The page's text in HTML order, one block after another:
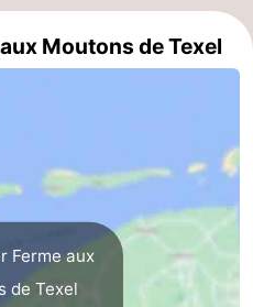
Moutons de Texel
Ferme aux
de Texel